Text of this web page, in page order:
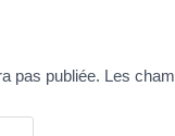
pas publiée. Les